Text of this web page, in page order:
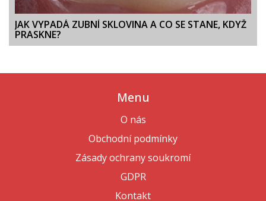
JAK VYPADÁ ZUBNÍ SKLOVINA A CO SE STANE, KDYŽ
PRASKNE?
Menu
O nás
Obchodní podmínky
Zásady ochrany soukromí
GDPR
Kontakt